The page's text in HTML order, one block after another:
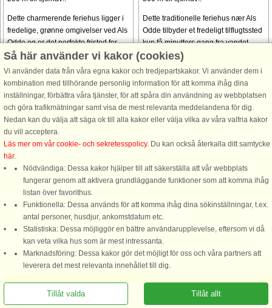
Dette charmerende feriehus ligger i
fredelige, grønne omgivelser ved Als
Odde og er det perfekte fristed for
familier, venner og endda dine
firbenede venner. Med en stor
naturgrund på 1200 m² er der
plads ...
från 4.230 SEK
Dette traditionelle feriehus nær Als
Odde tilbyder et fredeligt tilflugtssted
kun få minutters gang fra vandet.
Huset er designet til afslapning og
komfort og har et rummeligt og lyst
opholdsområde, der ...
från 4.662 SEK
Sealla stugor i området .
DanCenter A/S - Kronprinsensgade 3, 2. - 1114 København K - Danmark
Tel.: +45 70 13 00 00 - Fax.: +45 70 13 70 70 - Bank: Danske Bank/Stockholm
Bank-giro nr. 5209-6575 - CVR: 67324013
Så här använder vi kakor (cookies)
Vi använder data från våra egna kakor och tredjepartskakor. Vi använder dem i
kombination med tillhörande personlig information för att komma ihåg dina
inställningar, förbättra våra tjänster, för att spåra din användning av webbplatsen
och göra trafikmätningar samt visa de mest relevanta meddelandena för dig.
Nedan kan du välja att säga ok till alla kakor eller välja vilka av våra valfria kakor
du vill acceptera.
Läs mer om vår cookie- och sekretesspolicy. Du kan också återkalla ditt samtycke
här.
Nödvändiga: Dessa kakor hjälper till att säkerställa att vår webbplats
fungerar genom att aktivera grundläggande funktioner som att komma ihåg
listan över favorithus.
Funktionella: Dessa används för att komma ihåg dina sökinställningar, t.ex.
antal personer, husdjur, ankomstdatum etc.
Statistiska: Dessa möjliggör en bättre användarupplevelse, eftersom vi då
kan veta vilka hus som är mest intressanta.
Marknadsföring: Dessa kakor gör det möjligt för oss och våra partners att
leverera det mest relevanta innehållet till dig.
Tillåt allt
Tillåt valda